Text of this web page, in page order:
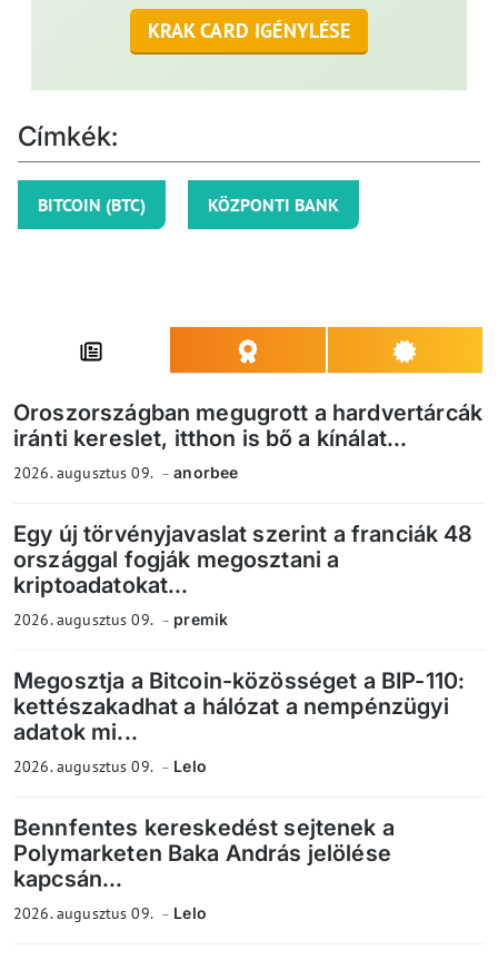
KRAK CARD IGÉNYLÉSE
Címkék:
BITCOIN (BTC) KÖZPONTI BANK
Oroszországban megugrott a hardvertárcák
iránti kereslet, itthon is bő a kínálat...
2026. augusztus 09. anorbee
Egy új törvényjavaslat szerint a franciák 48
országgal fogják megosztani a
kriptoadatokat...
2026. augusztus 09. premik
Megosztja a Bitcoin-közösséget a BIP-110:
kettészakadhat a hálózat a nempénzügyi
adatok mi...
2026. augusztus 09. Lelo
Bennfentes kereskedést sejtenek a
Polymarketen Baka András jelölése
kapcsán...
2026. augusztus 09. Lelo